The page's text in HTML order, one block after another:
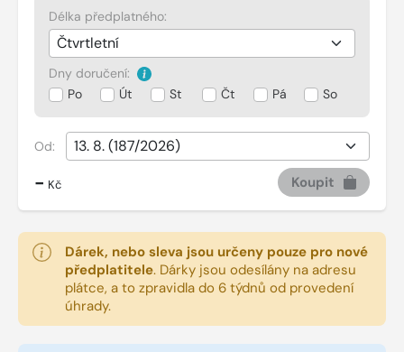
Délka předplatného:
Dny doručení:
Po
Út St Čt Pá So
Od:
- Kč Koupit
Dárek, nebo sleva jsou určeny pouze pro nové
předplatitele. Dárky jsou odesílány na adresu
plátce, a to zpravidla do 6 týdnů od provedení
úhrady.